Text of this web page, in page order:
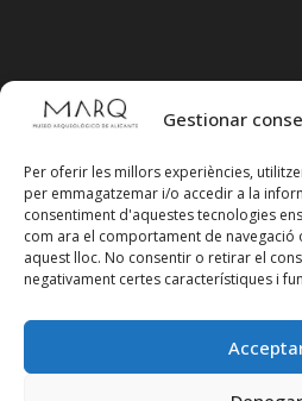
Gestionar
Per oferir les millors experiències,
per emmagatzemar i/o accedir a la
consentiment d'aquestes tecnologies
com ara el comportament de navegació
aquest lloc. No consentir o retirar el
negativament certes característiques i